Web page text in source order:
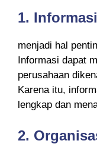
1. Informasi
menjadi hal
Informasi dapat
perusahaan
Karena itu,
lengkap dan
2.